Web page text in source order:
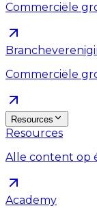
Commerciële
Commerciële
Resources
Resources
Alle content op
Academy